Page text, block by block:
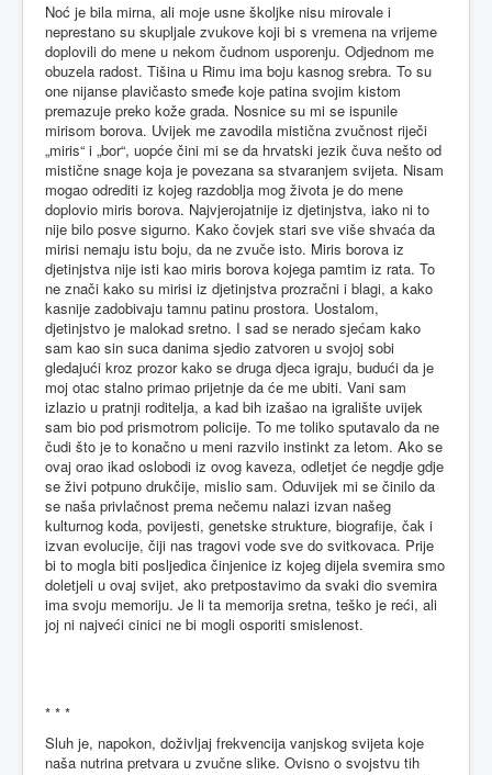
Noć je bila mirna, ali moje usne školjke nisu mirovale i
neprestano su skupljale zvukove koji bi s vremena na vrijeme
doplovili do mene u nekom čudnom usporenju. Odjednom me
obuzela radost. Tišina u Rimu ima boju kasnog srebra. To su
one nijanse plavičasto smeđe koje patina svojim kistom
premazuje preko kože grada. Nosnice su mi se ispunile
mirisom borova. Uvijek me zavodila mistična zvučnost riječi
„miris“ i „bor“, uopće čini mi se da hrvatski jezik čuva nešto od
mistične snage koja je povezana sa stvaranjem svijeta. Nisam
mogao odrediti iz kojeg razdoblja mog života je do mene
doplovio miris borova. Najvjerojatnije iz djetinjstva, iako ni to
nije bilo posve sigurno. Kako čovjek stari sve više shvaća da
mirisi nemaju istu boju, da ne zvuče isto. Miris borova iz
djetinjstva nije isti kao miris borova kojega pamtim iz rata. To
ne znači kako su mirisi iz djetinjstva prozračni i blagi, a kako
kasnije zadobivaju tamnu patinu prostora. Uostalom,
djetinjstvo je malokad sretno. I sad se nerado sjećam kako
sam kao sin suca danima sjedio zatvoren u svojoj sobi
gledajući kroz prozor kako se druga djeca igraju, budući da je
moj otac stalno primao prijetnje da će me ubiti. Vani sam
izlazio u pratnji roditelja, a kad bih izašao na igralište uvijek
sam bio pod prismotrom policije. To me toliko sputavalo da ne
čudi što je to konačno u meni razvilo instinkt za letom. Ako se
ovaj orao ikad oslobodi iz ovog kaveza, odletjet će negdje gdje
se živi potpuno drukčije, mislio sam. Oduvijek mi se činilo da
se naša privlačnost prema nečemu nalazi izvan našeg
kulturnog koda, povijesti, genetske strukture, biografije, čak i
izvan evolucije, čiji nas tragovi vode sve do svitkovaca. Prije
bi to mogla biti posljedica činjenice iz kojeg dijela svemira smo
doletjeli u ovaj svijet, ako pretpostavimo da svaki dio svemira
ima svoju memoriju. Je li ta memorija sretna, teško je reći, ali
joj ni najveći cinici ne bi mogli osporiti smislenost.
* * *
Sluh je, napokon, doživljaj frekvencija vanjskog svijeta koje
naša nutrina pretvara u zvučne slike. Ovisno o svojstvu tih